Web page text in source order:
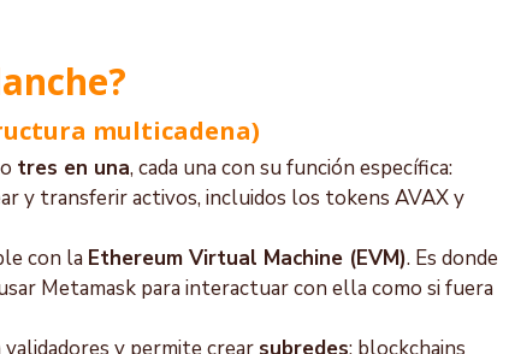
multicadena)
tres en una, cada una con su función específica:
y transferir activos, incluidos los tokens AVAX y
con la Ethereum Virtual Machine (EVM). Es donde
Metamask para interactuar con ella como si fuera